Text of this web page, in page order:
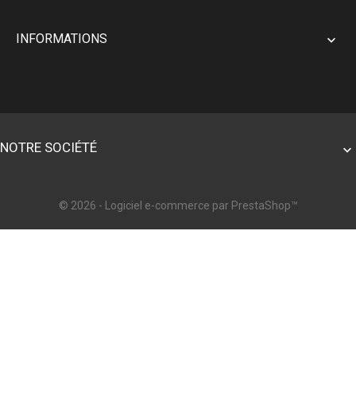
INFORMATIONS 
NOTRE SOCIÉTÉ 
© 2026 - Logiciel e-commerce par PrestaShop™